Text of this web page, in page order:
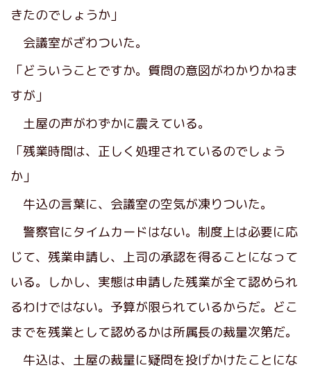
きたのでしょうか」
会議室がざわついた。
「どういうことですか。質問の意図がわかりかねま
すが」
土屋の声がわずかに震えている。
「残業時間は、正しく処理されているのでしょう
か」
牛込の言葉に、会議室の空気が凍りついた。
警察官にタイムカードはない。制度上は必要に応
じて、残業申請し、上司の承認を得ることになって
いる。しかし、実態は申請した残業が全て認められ
るわけではない。予算が限られているからだ。どこ
までを残業として認めるかは所属長の裁量次第だ。
牛込は、土屋の裁量に疑問を投げかけたことにな